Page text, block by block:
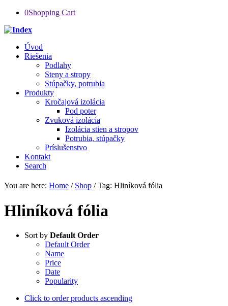
0Shopping Cart
Úvod
Riešenia
Podlahy
Steny a stropy
Stúpačky, potrubia
Produkty
Kročajová izolácia
Pod poter
Zvuková izolácia
Izolácia stien a stropov
Potrubia, stúpačky
Príslušenstvo
Kontakt
Search
You are here: Home / Shop / Tag: Hliníková fólia
Hliníková fólia
Sort by Default Order
Default Order
Name
Price
Date
Popularity
Click to order products ascending